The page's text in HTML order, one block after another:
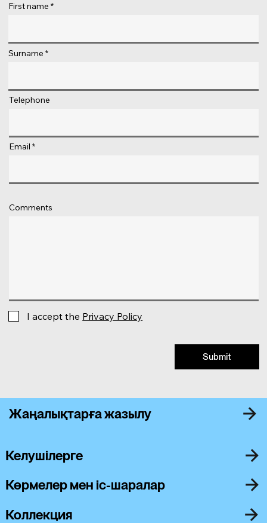
First name
Surname
Telephone
Email
Comments
I accept the Privacy Policy
Submit
Жаңалықтарға жазылу
Келушілерге
Көрмелер мен іс-шаралар
Коллекция